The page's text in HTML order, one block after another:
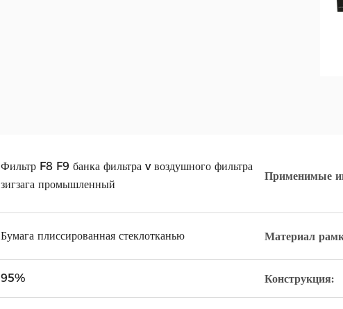
Фильтр F8 F9 банка фильтра v воздушного фильтра
зигзага промышленный
Применимые
Бумага плиссированная стеклотканью Материал
95% Конструкция: